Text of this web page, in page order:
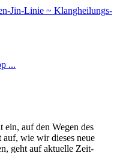
Jin-Linie ~ Klangheilungs-
...
ein, auf den Wegen des
auf, wie wir dieses neue
geht auf aktuelle Zeit-